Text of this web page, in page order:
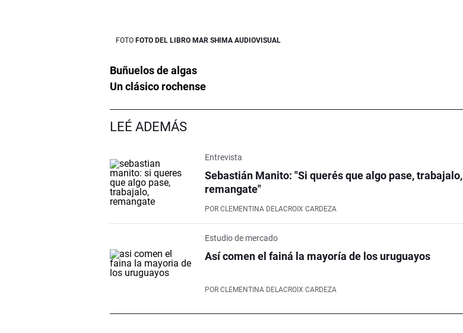
FOTO DEL LIBRO MAR SHIMA AUDIOVISUAL
Buñuelos de algas
Un clásico rochense
LEÉ ADEMÁS
Entrevista
Sebastián Manito: "Si querés que algo pase, trabajalo,
remangate"
POR CLEMENTINA DELACROIX CARDEZA
Estudio de mercado
Así comen el fainá la mayoría de los uruguayos
POR CLEMENTINA DELACROIX CARDEZA